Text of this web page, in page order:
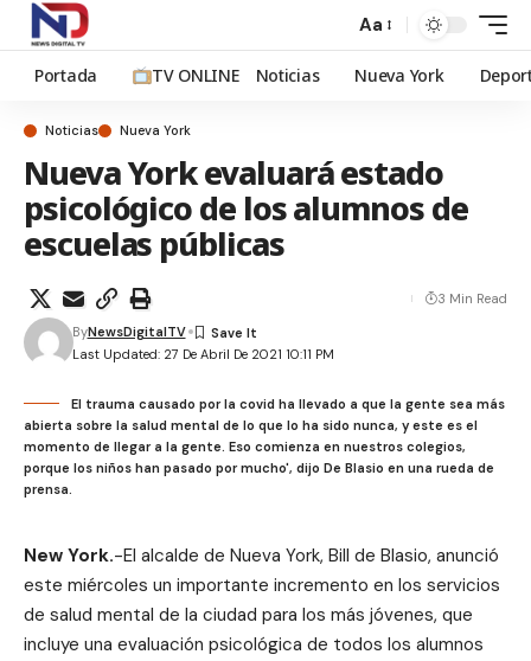
Aa
Portada TV ONLINE Noticias Nueva York
Noticias Nueva York
Nueva York evaluará estado
psicológico de los alumnos de
escuelas públicas
Last Updated: 27 De Abril De 2021 10:11 PM
ByNewsDigitalTV
3 Min Read
El trauma causado por la covid ha llevado a que la gente sea más
abierta sobre la salud mental de lo que lo ha sido nunca, y este es el
momento de llegar a la gente. Eso comienza en nuestros colegios,
porque los niños han pasado por mucho', dijo De Blasio en una rueda de
prensa.
New York.-El alcalde de Nueva York, Bill de Blasio, anunció
este miércoles un importante incremento en los servicios
de salud mental de la ciudad para los más jóvenes, que
incluye una evaluación psicológica de todos los alumnos